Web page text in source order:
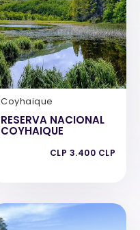
Coyhaique
RESERVA NACIONAL
COYHAIQUE
CLP 3.400 CLP